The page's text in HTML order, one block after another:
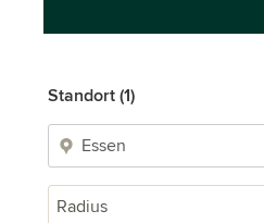
Standort (1)
Radius